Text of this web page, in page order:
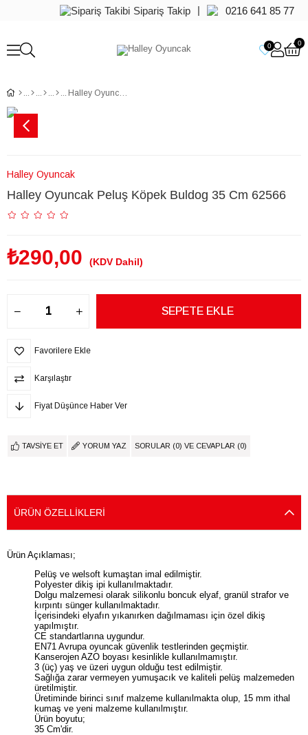
Sipariş Takip | 0216 641 85 77
0 0
Halley Oyuncak Peluş Köpek Buldog 35 Cm 62566
Halley Oyuncak
Halley Oyuncak Peluş Köpek Buldog 35 Cm 62566
₺290,00 (KDV Dahil)
Favorilere Ekle
Karşılaştır
Fiyat Düşünce Haber Ver
TAVSIYE ET YORUM YAZ SORULAR (0) VE CEVAPLAR (0)
ÜRÜN ÖZELLIKLERI
Ürün Açıklaması;
Pelüş ve welsoft kumaştan imal edilmiştir.
Polyester dikiş ipi kullanılmaktadır.
Dolgu malzemesi olarak silikonlu boncuk elyaf, granül strafor ve
kırpıntı sünger kullanılmaktadır.
İçerisindeki elyafın yıkanırken dağılmaması için özel dikiş
yapılmıştır.
CE standartlarına uygundur.
EN71 Avrupa oyuncak güvenlik testlerinden geçmiştir.
Kanserojen AZO boyası kesinlikle kullanılmamıştır.
3 (üç) yaş ve üzeri uygun olduğu test edilmiştir.
Sağlığa zarar vermeyen yumuşacık ve kaliteli pelüş malzemeden
üretilmiştir.
Üretiminde birinci sınıf malzeme kullanılmakta olup, 15 mm ithal
kumaş ve yeni malzeme kullanılmıştır.
Ürün boyutu;
35 Cm'dir.